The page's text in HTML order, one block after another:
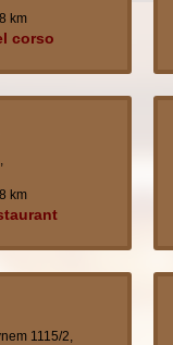
km
corso
km
1115/2,